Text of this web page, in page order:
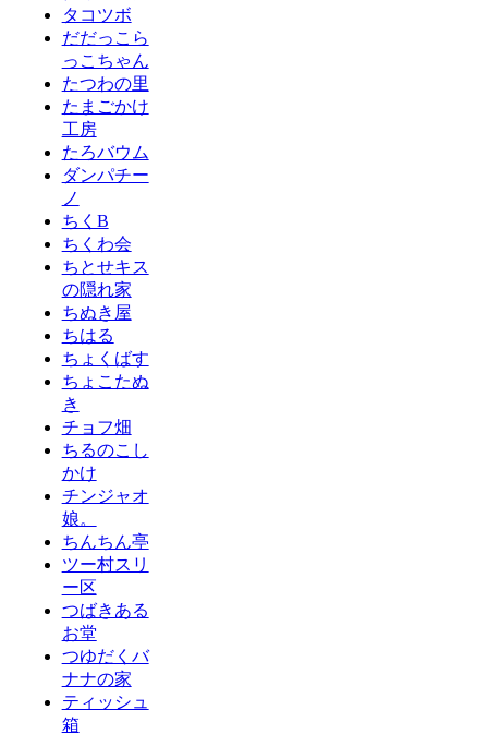
タコツボ
だだっこら
っこちゃん
たつわの里
たまごかけ
工房
たろバウム
ダンパチー
ノ
ちくB
ちくわ会
ちとせキス
の隠れ家
ちぬき屋
ちはる
ちょくばす
ちょこたぬ
き
チョフ畑
ちるのこし
かけ
チンジャオ
娘。
ちんちん亭
ツー村スリ
ー区
つばきある
お堂
つゆだくバ
ナナの家
ティッシュ
箱